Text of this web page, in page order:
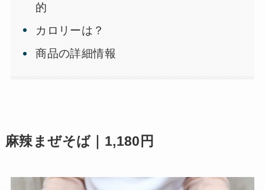
的
カロリーは？
商品の詳細情報
麻辣まぜそば｜1,180円